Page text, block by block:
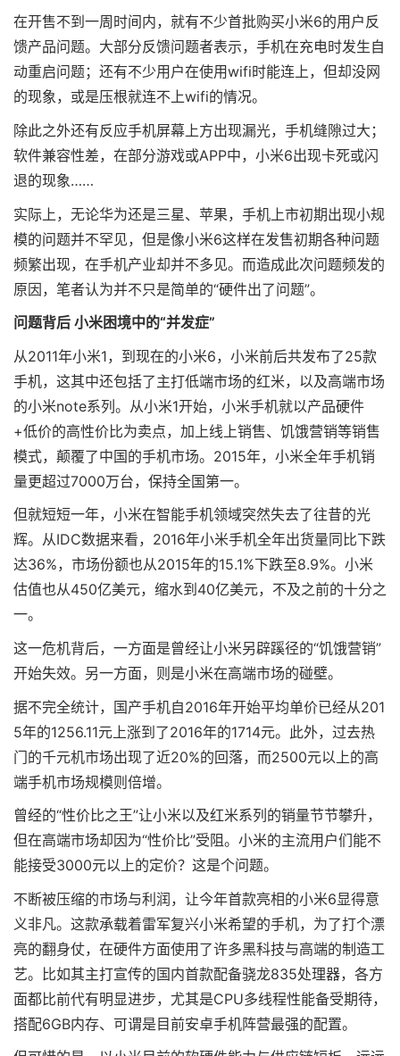
在开售不到一周时间内，就有不少首批购买小米6的用户反
馈产品问题。大部分反馈问题者表示，手机在充电时发生自
动重启问题；还有不少用户在使用wifi时能连上，但却没网
的现象，或是压根就连不上wifi的情况。
除此之外还有反应手机屏幕上方出现漏光，手机缝隙过大；
软件兼容性差，在部分游戏或APP中，小米6出现卡死或闪
退的现象……
实际上，无论华为还是三星、苹果，手机上市初期出现小规
模的问题并不罕见，但是像小米6这样在发售初期各种问题
频繁出现，在手机产业却并不多见。而造成此次问题频发的
原因，笔者认为并不只是简单的“硬件出了问题”。
问题背后 小米困境中的“并发症”
从2011年小米1，到现在的小米6，小米前后共发布了25款
手机，这其中还包括了主打低端市场的红米，以及高端市场
的小米note系列。从小米1开始，小米手机就以产品硬件
+低价的高性价比为卖点，加上线上销售、饥饿营销等销售
模式，颠覆了中国的手机市场。2015年，小米全年手机销
量更超过7000万台，保持全国第一。
但就短短一年，小米在智能手机领域突然失去了往昔的光
辉。从IDC数据来看，2016年小米手机全年出货量同比下跌
达36%，市场份额也从2015年的15.1%下跌至8.9%。小米
估值也从450亿美元，缩水到40亿美元，不及之前的十分之
一。
这一危机背后，一方面是曾经让小米另辟蹊径的“饥饿营销”
开始失效。另一方面，则是小米在高端市场的碰壁。
据不完全统计，国产手机自2016年开始平均单价已经从201
5年的1256.11元上涨到了2016年的1714元。此外，过去热
门的千元机市场出现了近20%的回落，而2500元以上的高
端手机市场规模则倍增。
曾经的“性价比之王”让小米以及红米系列的销量节节攀升，
但在高端市场却因为“性价比”受阻。小米的主流用户们能不
能接受3000元以上的定价？这是个问题。
不断被压缩的市场与利润，让今年首款亮相的小米6显得意
义非凡。这款承载着雷军复兴小米希望的手机，为了打个漂
亮的翻身仗，在硬件方面使用了许多黑科技与高端的制造工
艺。比如其主打宣传的国内首款配备骁龙835处理器，各方
面都比前代有明显进步，尤其是CPU多线程性能备受期待，
搭配6GB内存、可谓是目前安卓手机阵营最强的配置。